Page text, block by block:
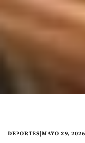
DEPORTES|MAYO 29, 2026